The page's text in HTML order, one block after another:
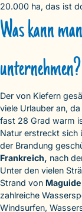
20.000 ha, das ist
Was kann
unternehmen?
Der von Kiefern
viele Urlauber an,
fast 28 Grad warm
Natur erstreckt sich
der Brandung
Frankreich, nach
Unter den vielen
Strand von Maguide
zahlreiche
Windsurfen,